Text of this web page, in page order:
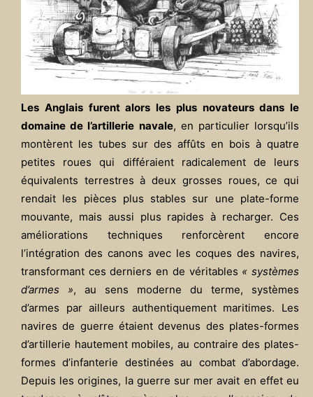
Les Anglais furent alors les plus novateurs dans le
domaine de l’artillerie navale, en particulier lorsqu’ils
montèrent les tubes sur des affûts en bois à quatre
petites roues qui différaient radicalement de leurs
équivalents terrestres à deux grosses roues, ce qui
rendait les pièces plus stables sur une plate-forme
mouvante, mais aussi plus rapides à recharger. Ces
améliorations techniques renforcèrent encore
l’intégration des canons avec les coques des navires,
transformant ces derniers en de véritables « systèmes
d’armes », au sens moderne du terme, systèmes
d’armes par ailleurs authentiquement maritimes. Les
navires de guerre étaient devenus des plates-formes
d’artillerie hautement mobiles, au contraire des plates-
formes d’infanterie destinées au combat d’abordage.
Depuis les origines, la guerre sur mer avait en effet eu